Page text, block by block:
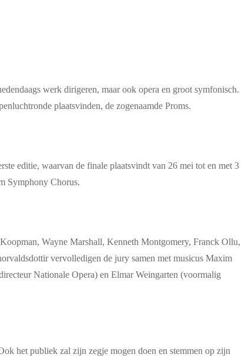
werk dirigeren, maar ook opera en groot symfonisch.
plaatsvinden, de zogenaamde Proms.
editie, waarvan de finale plaatsvindt van 26 mei tot en met 3
Symphony Chorus.
Wayne Marshall, Kenneth Montgomery, Franck Ollu,
vervolledigen de jury samen met musicus Maxim
Nationale Opera) en Elmar Weingarten (voormalig
het publiek zal zijn zegje mogen doen en stemmen op zijn